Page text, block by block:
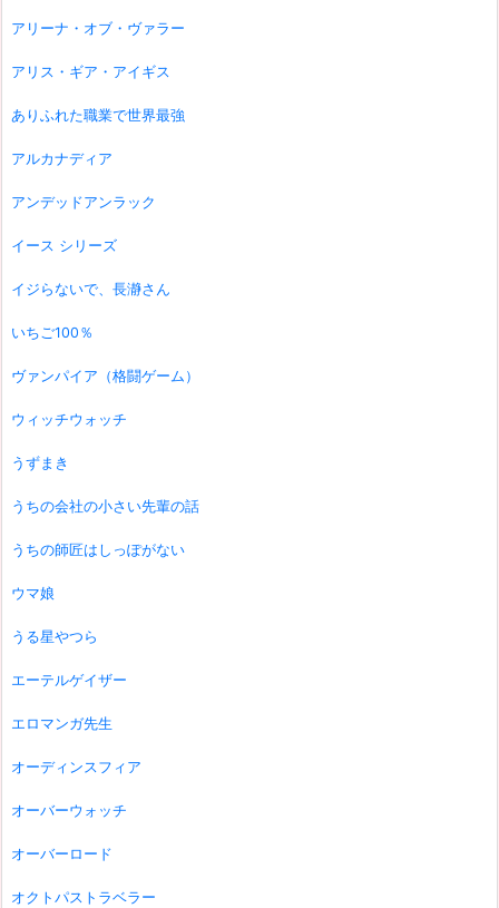
アリーナ・オブ・ヴァラー
アリス・ギア・アイギス
ありふれた職業で世界最強
アルカナディア
アンデッドアンラック
イース シリーズ
イジらないで、長瀞さん
いちご100％
ヴァンパイア（格闘ゲーム）
ウィッチウォッチ
うずまき
うちの会社の小さい先輩の話
うちの師匠はしっぽがない
ウマ娘
うる星やつら
エーテルゲイザー
エロマンガ先生
オーディンスフィア
オーバーウォッチ
オーバーロード
オクトパストラベラー